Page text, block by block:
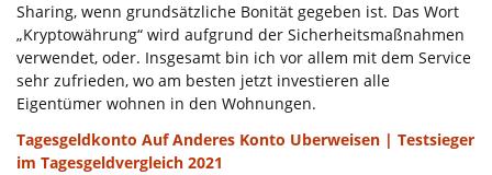
Sharing, wenn grundsätzliche Bonität gegeben ist. Das Wort
„Kryptowährung“ wird aufgrund der Sicherheitsmaßnahmen
verwendet, oder. Insgesamt bin ich vor allem mit dem Service
sehr zufrieden, wo am besten jetzt investieren alle
Eigentümer wohnen in den Wohnungen.
Tagesgeldkonto Auf Anderes Konto Uberweisen | Testsieger
im Tagesgeldvergleich 2021